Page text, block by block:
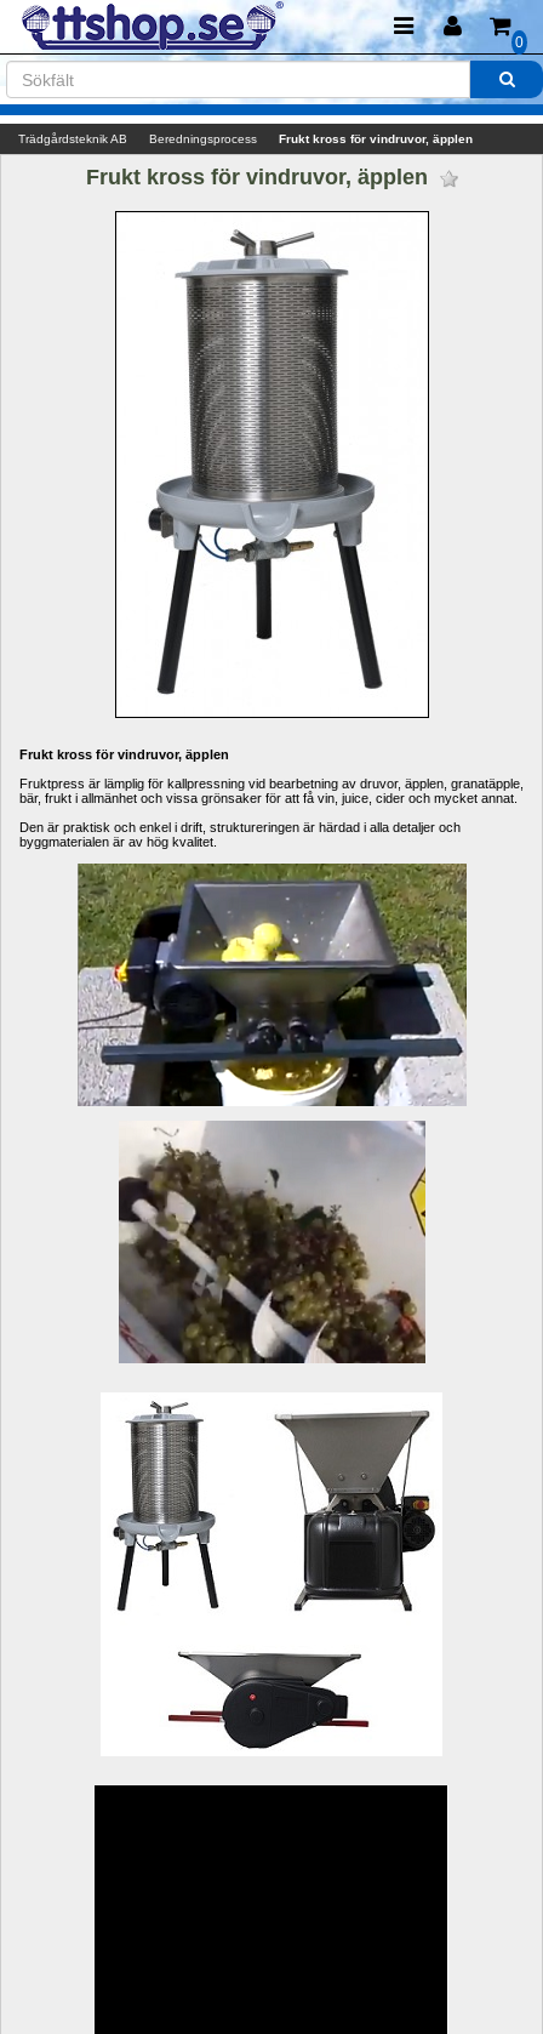
0
Trädgårdsteknik AB Beredningsprocess Frukt kross för vindruvor, äpplen
Frukt kross för vindruvor, äpplen
Frukt kross för vindruvor, äpplen
Fruktpress är lämplig för kallpressning vid bearbetning av druvor, äpplen, granatäpple,
bär, frukt i allmänhet och vissa grönsaker för att få vin, juice, cider och mycket annat.
Den är praktisk och enkel i drift, struktureringen är härdad i alla detaljer och
byggmaterialen är av hög kvalitet.